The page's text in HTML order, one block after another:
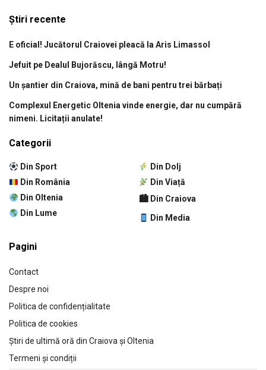
Știri recente
E oficial! Jucătorul Craiovei pleacă la Aris Limassol
Jefuit pe Dealul Bujorăscu, lângă Motru!
Un șantier din Craiova, mină de bani pentru trei bărbați
Complexul Energetic Oltenia vinde energie, dar nu cumpără
nimeni. Licitații anulate!
Categorii
Din Sport
Din România
Din Oltenia
Din Lume
Din Dolj
Din Viață
🏙 Din Craiova
Din Media
Pagini
Contact
Despre noi
Politica de confidențialitate
Politica de cookies
Știri de ultimă oră din Craiova și Oltenia
Termeni și condiții